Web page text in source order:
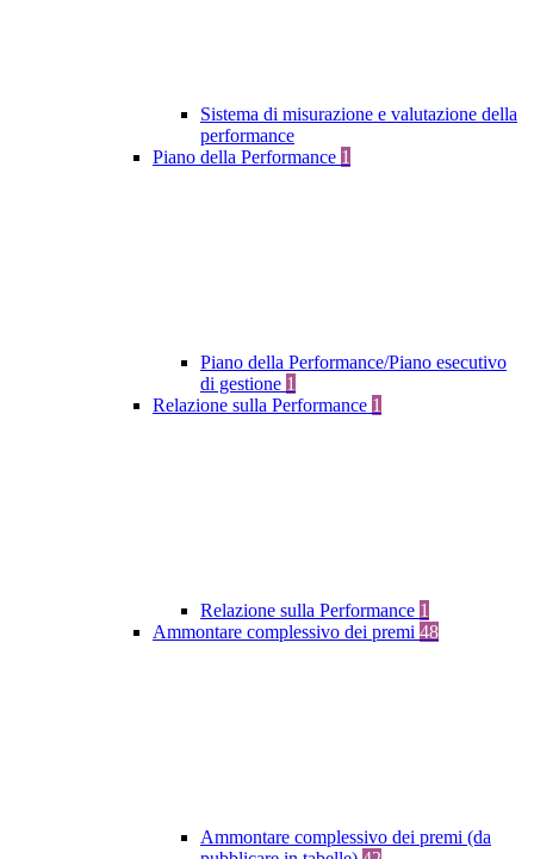
Sistema di misurazione e valutazione della
performance
Piano della Performance 1
Piano della Performance/Piano esecutivo
di gestione 1
Relazione sulla Performance 1
Relazione sulla Performance 1
Ammontare complessivo dei premi 48
Ammontare complessivo dei premi (da